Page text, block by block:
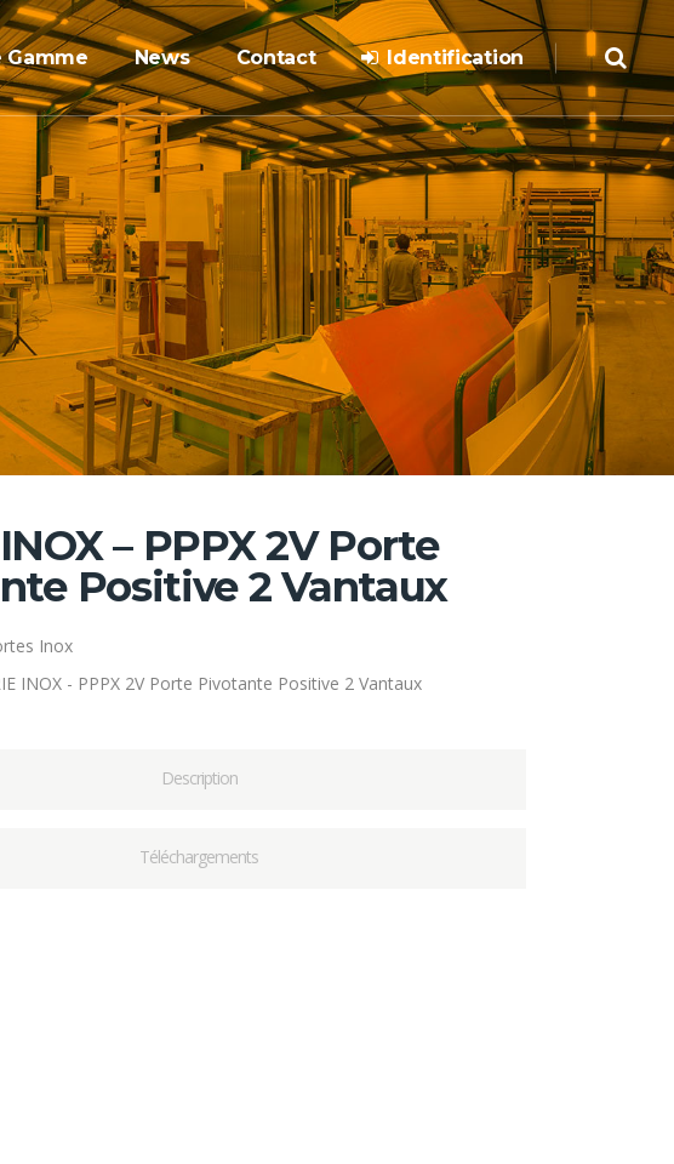
Gamme News Contact Identification
– PPPX 2V Porte
Positive 2 Vantaux
Inox
INOX - PPPX 2V Porte Pivotante Positive 2 Vantaux
Description
Téléchargements